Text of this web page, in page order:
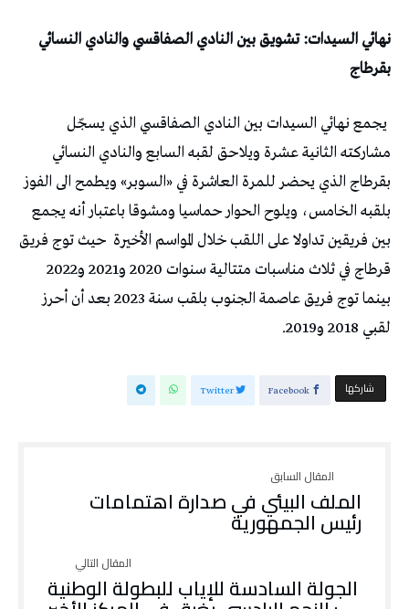
نهائي السيدات: تشويق بين النادي الصفاقسي والنادي النسائي
بقرطاج
يجمع نهائي السيدات بين النادي الصفاقسي الذي يسجّل
مشاركته الثانية عشرة ويلاحق لقبه السابع والنادي النسائي
بقرطاج الذي يحضر للمرة العاشرة في «السوبر» ويطمح الى الفوز
بلقبه الخامس، ويلوح الحوار حماسيا ومشوقا باعتبار أنه يجمع
بين فريقين تداولا على اللقب خلال المواسم الأخيرة حيث توج فريق
قرطاج في ثلاث مناسبات متتالية سنوات 2020 و2021 و2022
بينما توج فريق عاصمة الجنوب بلقب سنة 2023 بعد أن أحرز
لقبي 2018 و2019.
‫‫ شاركها‬ Facebook
Twitter
الملف البيئي في صدارة اهتمامات
رئيس الجمهورية
الجولة السادسة للإياب للبطولة الوطنية